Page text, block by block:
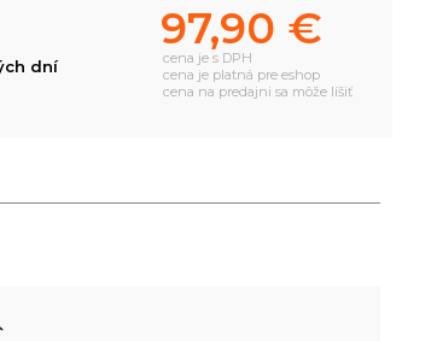
dní
97,90 €
cena je s DPH
cena je platná pre eshop
cena na predajni sa môže líšiť